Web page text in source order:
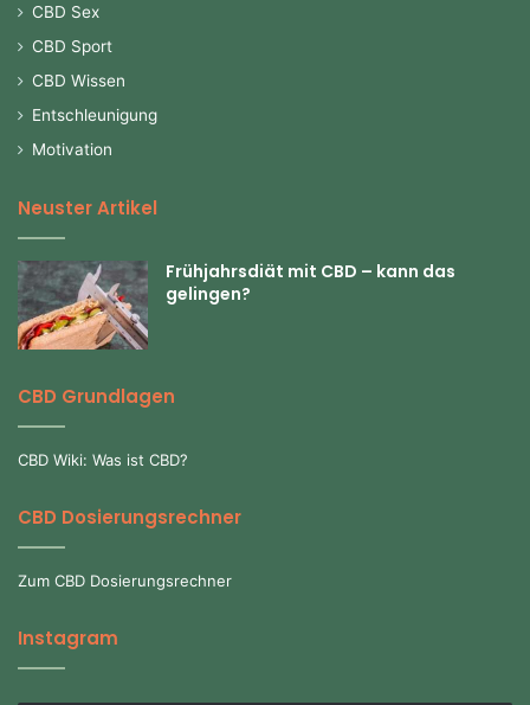
CBD Sex
CBD Sport
CBD Wissen
Entschleunigung
Motivation
Neuster Artikel
Frühjahrsdiät mit CBD – kann das
gelingen?
CBD Grundlagen
CBD Wiki: Was ist CBD?
CBD Dosierungsrechner
Zum CBD Dosierungsrechner
Instagram